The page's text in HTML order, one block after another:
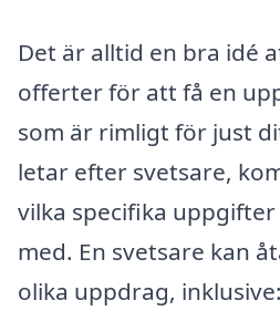
Det är alltid en bra idé
offerter för att få en
som är rimligt för just
letar efter svetsare,
vilka specifika
med. En svetsare kan
olika uppdrag, inklusive: